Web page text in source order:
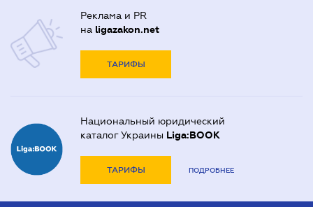
Реклама и PR
на ligazakon.net
ТАРИФЫ
Национальный юридический
каталог Украины Liga:BOOK
ТАРИФЫ ПОДРОБНЕЕ